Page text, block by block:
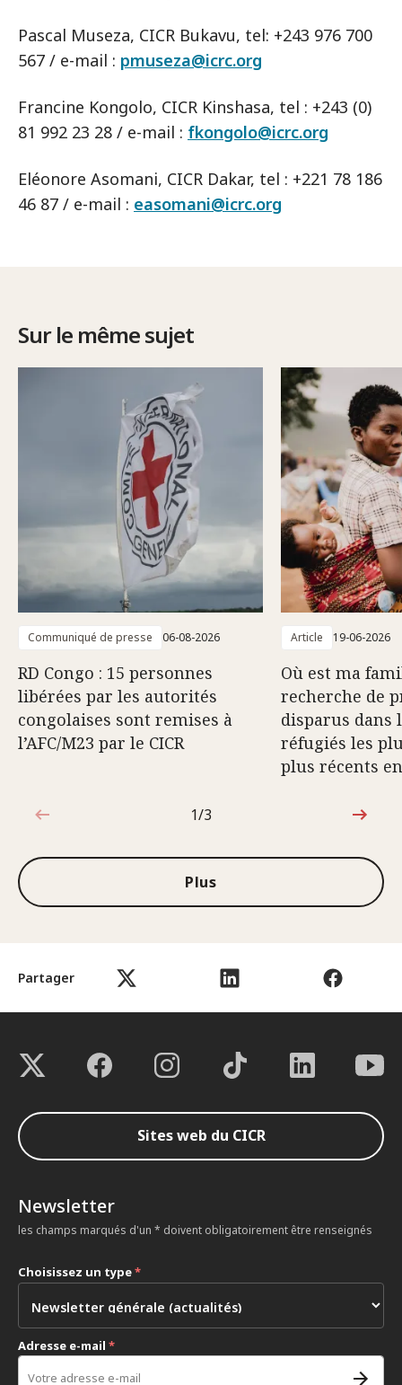
Partager
Pascal Museza, CICR Bukavu, tel: +243 976 700
567 / e-mail : pmuseza@icrc.org
Francine Kongolo, CICR Kinshasa, tel : +243 (0)
81 992 23 28 / e-mail : fkongolo@icrc.org
Eléonore Asomani, CICR Dakar, tel : +221 78 186
46 87 / e-mail : easomani@icrc.org
Sur le même sujet
Communiqué de presse 06-08-2026
RD Congo : 15 personnes
libérées par les autorités
congolaises sont remises à
l’AFC/M23 par le CICR
Article 19-06-2026
Où est ma
recherche de
disparus dans
réfugiés les
plus récents
1sur3
1/3
Plus
Sites web du CICR
Newsletter
les champs marqués d'un * doivent obligatoirement être renseignés
Choisissez un type*
Adresse e-mail *